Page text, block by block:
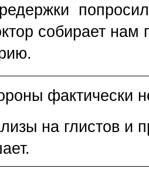
собирает
фактически
на глистов и